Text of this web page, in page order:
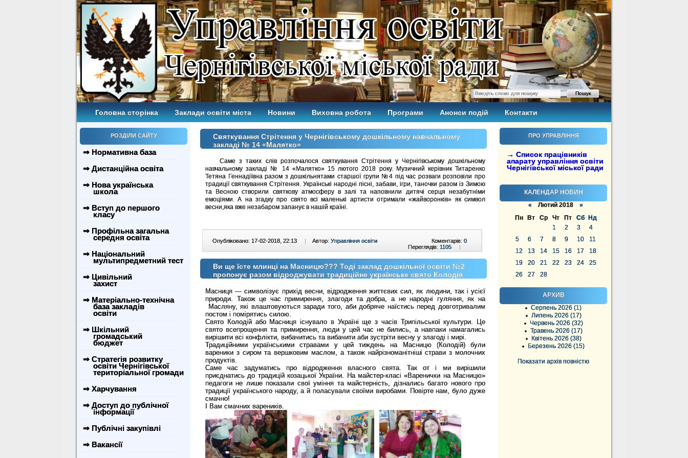
Головна сторінка Заклади освіти міста Новини Виховна робота Програми Анонси подій Контакти
РОЗДІЛИ САЙТУ
⇒ Нормативна база
⇒ Дистанційна освіта
⇒ Нова українська
школа
⇒ Вступ до першого
класу
⇒ Профільна загальна
середня освіта
⇒ Національний
мультипредметний тест
⇒ Цивільний
захист
⇒ Матеріально-технічна
база закладів
освіти
⇒ Шкільний
громадський
бюджет
⇒ Стратегія розвитку
освіти Чернігівської
територіальної громади
⇒ Харчування
⇒ Доступ до публічної
інформації
⇒ Публічні закупівлі
⇒ Вакансії
ПРО УПРАВЛІННЯ
→ Список працівників
апарату управління освіти
Чернігівської міської ради
КАЛЕНДАР НОВИН
« Лютий 2018 »
Пн
Вт Ср Чт Пт Сб
Нд
1
2 3
4
5
6 7 8 9 10
11
12
13 14 15 16 17
18
19
20 21 22 23 24
25
26
27 28
АРХИВ
Серпень 2026 (1)
Липень 2026 (17)
Червень 2026 (32)
Травень 2026 (17)
Квітень 2026 (38)
Березень 2026 (15)
Показати архів повністю
Святкування Стрітення у Чернігівському дошкільному навчальному
закладі № 14 «Малятко»
Саме з таких слів розпочалося святкування Стрітення у Чернігівському дошкільному
навчальному закладі № 14 «Малятко» 15 лютого 2018 року. Музичний керівник Титаренко
Тетяна Геннадіївна разом з дошкільнятами старшої групи №4 під час розваги розповіли про
традиції святкування Стрітення. Українські народні пісні, забави, ігри, таночки разом із Зимою
та Весною створили святкову атмосферу в залі та наповнили дитячі серця незабутніми
емоціями. А на згадку про свято всі маленькі артисти отримали «жайворонків» як символ
весни,яка вже незабаром запанує в нашій країні.
Опубліковано: 17-02-2018, 22:13 | Автор: Управління освіти Коментарів: 0
Переглядів: 1105 |
Ви ще їсте млинці на Масницю??? Тоді заклад дошкільної освіти №2
пропонує разом відроджувати традиційне українське свято Колодія
Масниця — символізує прихід весни, відродження життєвих сил, як людини, так і усієї
природи. Також це час примирення, злагоди та добра, а не народні гуляння, як на
Масляну, які влаштовуються заради того, аби добряче наїстись перед довготривалим
постом і помірятись силою.
Свято Колодій або Масниця існувало в Україні ще з часів Трипільської культури. Це
свято всепрощення та примирення, люди у цей час не бились, а навпаки намагались
вирішити всі конфлікти, вибачитись та вибачити аби зустріти весну у злагоді і мирі.
Традиційними українськими стравами у цей тиждень на Масницю (Колодій) були
вареники з сиром та вершковим маслом, а також найрізноманітніші страви з молочних
продуктів.
Саме час задуматись про відродження власного свята. Так от і ми вирішили
приєднатись до традицій козацької України. На майстер-класі «Варенички на Масницю»
педагоги не лише показали свої уміння та майстерність, дізнались багато нового про
традиції українського народу, a й поласували своїми виробами. Повірте нам, було дуже
смачно!
І Вам смачних вареників.